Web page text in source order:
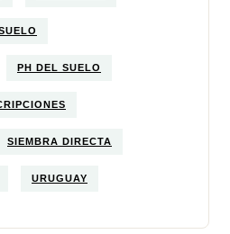
PH DEL SUELO
SIEMBRA DIRECTA
URUGUAY